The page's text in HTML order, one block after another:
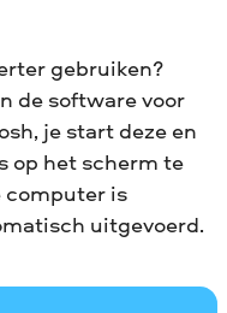
gebruiken?
de software voor
je start deze en
op het scherm te
computer is
uitgevoerd.